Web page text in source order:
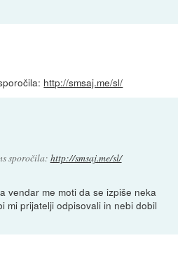
http://smsaj.me/sl/
sporočila: http://smsaj.me/sl/
vendar me moti da se izpiše neka
mi prijatelji odpisovali in nebi dobil